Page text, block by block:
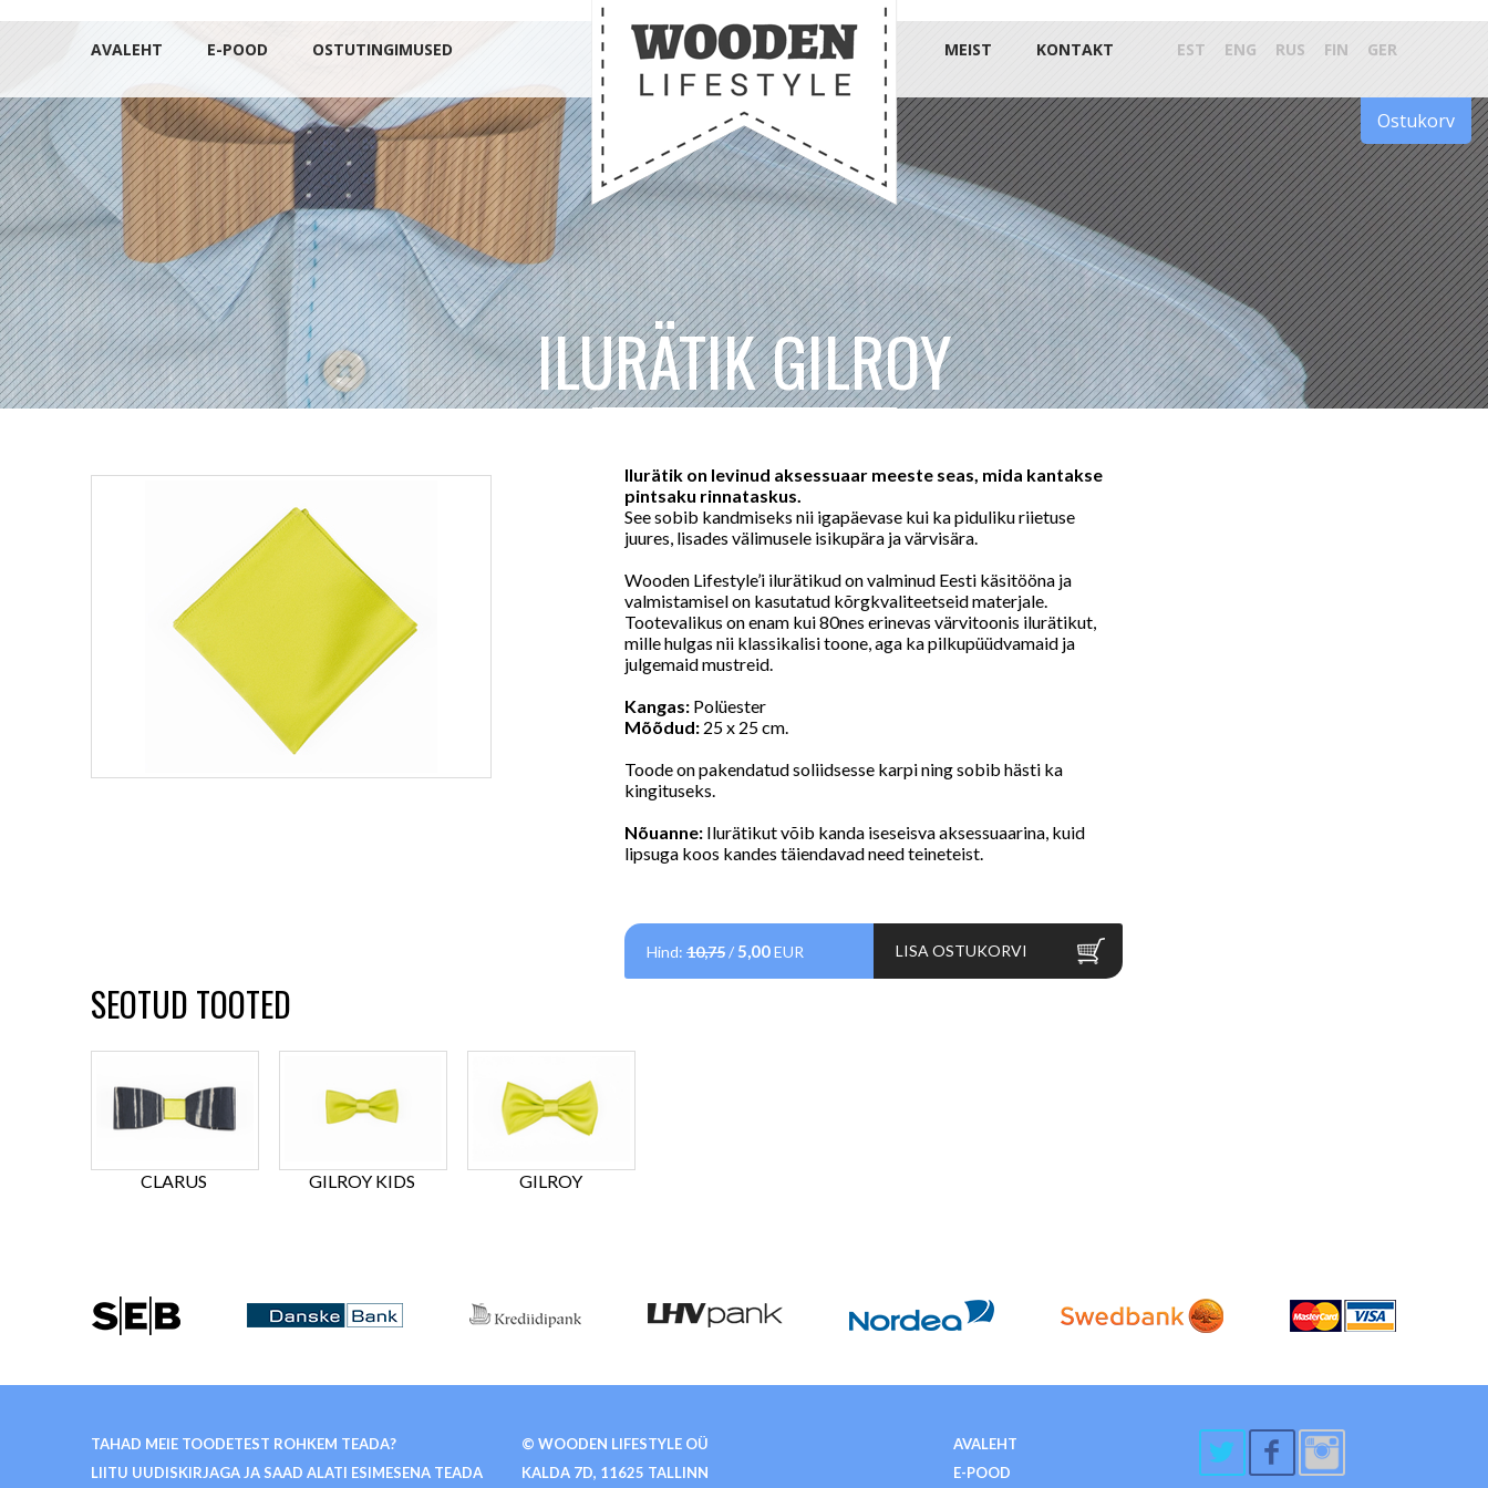
AVALEHT E-POOD OSTUTINGIMUSED MEIST KONTAKT EST ENG RUS FIN GER
Ostukorv
ILURÄTIK GILROY
Ilurätik on levinud aksessuaar meeste seas, mida kantakse
pintsaku rinnataskus.
See sobib kandmiseks nii igapäevase kui ka piduliku riietuse
juures, lisades välimusele isikupära ja värvisära.
Wooden Lifestyle’i ilurätikud on valminud Eesti käsitööna ja
valmistamisel on kasutatud kõrgkvaliteetseid materjale.
Tootevalikus on enam kui 80nes erinevas värvitoonis ilurätikut,
mille hulgas nii klassikalisi toone, aga ka pilkupüüdvamaid ja
julgemaid mustreid.
Kangas: Polüester
Mõõdud: 25 x 25 cm.
Toode on pakendatud soliidsesse karpi ning sobib hästi ka
kingituseks.
Nõuanne: Ilurätikut võib kanda iseseisva aksessuaarina, kuid
lipsuga koos kandes täiendavad need teineteist.
Hind: 10,75/ 5,00EUR LISA OSTUKORVI
SEOTUD TOOTED
CLARUS GILROY KIDS GILROY
TAHAD MEIE TOODETEST ROHKEM TEADA?
LIITU UUDISKIRJAGA JA SAAD ALATI ESIMESENA TEADA
© WOODEN LIFESTYLE OÜ
KALDA 7D, 11625 TALLINN
AVALEHT
E-POOD